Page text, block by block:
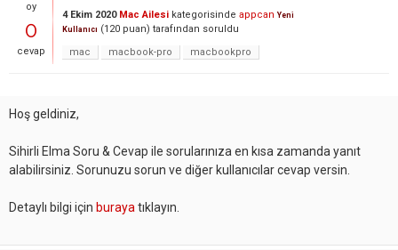
oy
0
cevap
4 Ekim 2020 Mac Ailesi kategorisinde appcan Yeni
Kullanıcı (120 puan) tarafından soruldu
mac
macbook-pro macbookpro
Hoş geldiniz,
Sihirli Elma Soru & Cevap ile sorularınıza en kısa zamanda yanıt
alabilirsiniz. Sorunuzu sorun ve diğer kullanıcılar cevap versin.
Detaylı bilgi için buraya tıklayın.